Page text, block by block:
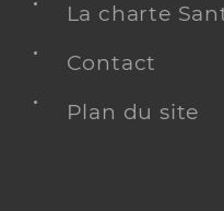
La charte
Contact
Plan du site